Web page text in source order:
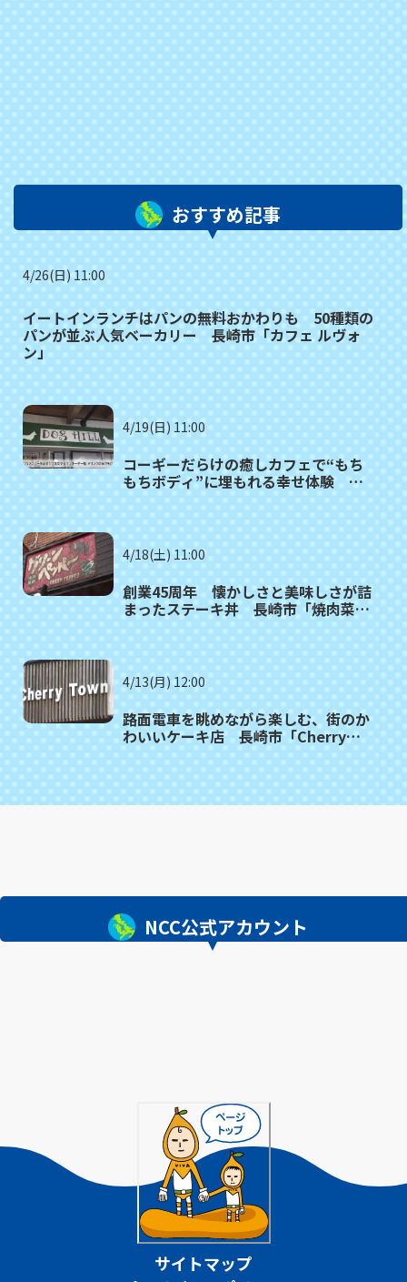
おすすめ記事
4/26(日) 11:00
イートインランチはパンの無料おかわりも 50種類の
パンが並ぶ人気ベーカリー 長崎市「カフェ ルヴォ
ン」
4/19(日) 11:00
コーギーだらけの癒しカフェで“もち
もちボディ”に埋もれる幸せ体験 東
4/18(土) 11:00
創業45周年 懐かしさと美味しさが詰
まったステーキ丼 長崎市「焼肉菜館
4/13(月) 12:00
路面電車を眺めながら楽しむ、街のか
わいいケーキ店 長崎市「Cherry
NCC公式アカウント
サイトマップ